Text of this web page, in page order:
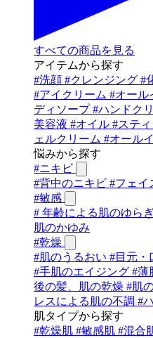
すべての商品を見る
アイテムから探す
#洗顔 #クレンジング #
#アイクリーム #オール
ディソープ#ハンドク
美容液 #オイル #ステ
ェルクリーム #オール
悩みから探す
#ニキビ
#背中のニキビ #フェイ
#敏感
# 年齢による肌のゆら
肌のかゆみ
#乾燥
#肌のうるおい #目元・
#手肌のエイジング #薄
後の髪、肌の乾燥 #肌
レスによる肌の不調 #
肌タイプから探す
#乾燥肌 #敏感肌 #混合